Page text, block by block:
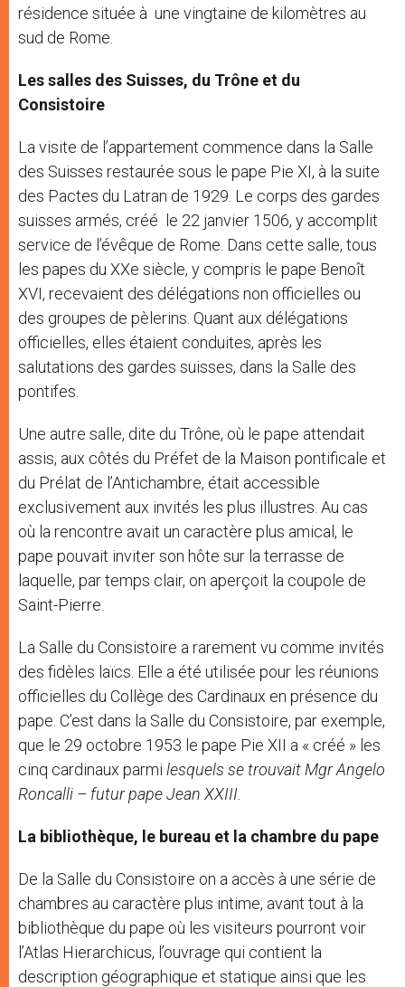
résidence située à une vingtaine de kilomètres au
sud de Rome.
Les salles des Suisses, du Trône et du
Consistoire
La visite de l’appartement commence dans la Salle
des Suisses restaurée sous le pape Pie XI, à la suite
des Pactes du Latran de 1929. Le corps des gardes
suisses armés, créé le 22 janvier 1506, y accomplit
service de l’évêque de Rome. Dans cette salle, tous
les papes du XXe siècle, y compris le pape Benoît
XVI, recevaient des délégations non officielles ou
des groupes de pèlerins. Quant aux délégations
officielles, elles étaient conduites, après les
salutations des gardes suisses, dans la Salle des
pontifes.
Une autre salle, dite du Trône, où le pape attendait
assis, aux côtés du Préfet de la Maison pontificale et
du Prélat de l’Antichambre, était accessible
exclusivement aux invités les plus illustres. Au cas
où la rencontre avait un caractère plus amical, le
pape pouvait inviter son hôte sur la terrasse de
laquelle, par temps clair, on aperçoit la coupole de
Saint-Pierre.
La Salle du Consistoire a rarement vu comme invités
des fidèles laïcs. Elle a été utilisée pour les réunions
officielles du Collège des Cardinaux en présence du
pape. C’est dans la Salle du Consistoire, par exemple,
que le 29 octobre 1953 le pape Pie XII a « créé » les
cinq cardinaux parmi lesquels se trouvait MgrAngelo
Roncalli – futur pape Jean XXIII.
La bibliothèque, le bureau et la chambre du pape
De la Salle du Consistoire on a accès à une série de
chambres au caractère plus intime, avant tout à la
bibliothèque du pape où les visiteurs pourront voir
l’Atlas Hierarchicus, l’ouvrage qui contient la
description géographique et statique ainsi que les